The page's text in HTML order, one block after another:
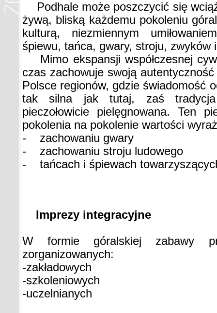
Podhale może poszczycić się
żywą, bliską każdemu pokoleniu
kulturą, niezmiennym
śpiewu, tańca, gwary, stroju, zwyków
Mimo ekspansji współczesnej
czas zachowuje swoją
Polsce regionów, gdzie świadomość
tak silna jak tutaj, zaś tradycja
pieczołowicie pielęgnowana. Ten
pokolenia na pokolenie wartości
- zachowaniu gwary
- zachowaniu stroju ludowego
- tańcach i śpiewach
Imprezy integracyjne
W formie góralskiej zabawy
zorganizowanych:
-zakładowych
-szkoleniowych
-uczelnianych